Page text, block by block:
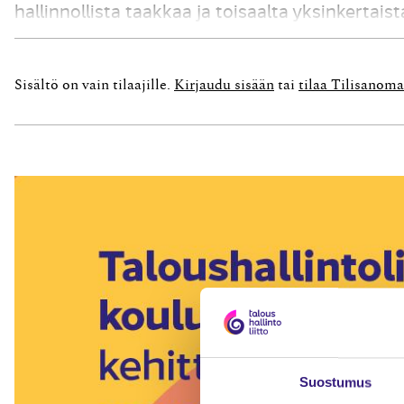
Suostumus
hallinnollista taakkaa ja toisaalta
tarkoituksena on edistää eurooppalaisen
Sisältö on vain tilaajille. Kirjaudu sisään tai tilaa